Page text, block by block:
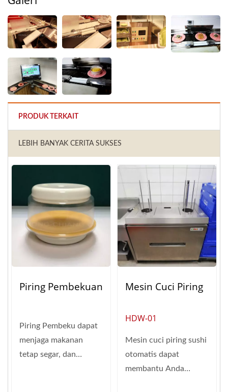
PRODUK TERKAIT
LEBIH BANYAK CERITA SUKSES
Piring Pembekuan
Piring Pembeku dapat
menjaga makanan
tetap segar, dan
Mesin Cuci Piring
HDW-01
Mesin cuci piring sushi
otomatis dapat
membantu Anda